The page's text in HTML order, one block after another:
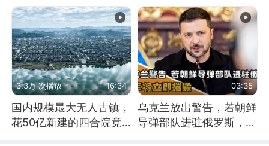
3.3万 次播放 16:34
国内规模最大无人古镇，
花50亿新建的四合院竟
03:35
乌克兰放出警告，若朝鲜
导弹部队进驻俄罗斯，乌